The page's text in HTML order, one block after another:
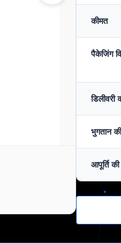
कीमत
पैकेजिंग
डिलीवरी
भुगतान
आपूर्ति की